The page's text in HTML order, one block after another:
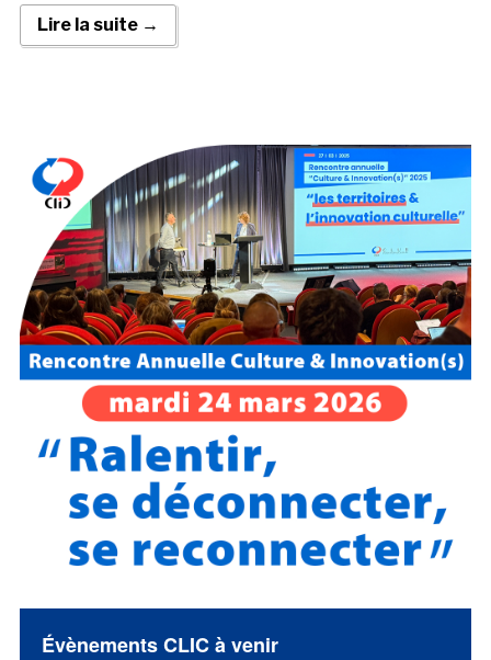
Lire la suite →
Évènements CLIC à venir